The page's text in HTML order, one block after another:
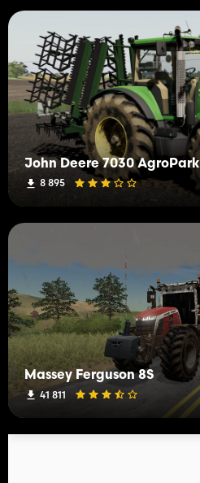
John Deere 7030 AgroPark
8 895
Massey Ferguson 8S
41 811